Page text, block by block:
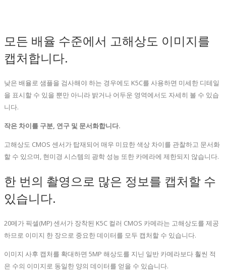
모든 배율 수준에서 고해상도 이미지를
캡처합니다.
낮은 배율로 샘플을 검사해야 하는 경우에도 K5C를 사용하면 미세한 디테일
을 표시할 수 있을 뿐만 아니라 밝거나 어두운 영역에서도 자세히 볼 수 있습
니다.
작은 차이를 구분, 연구 및 문서화합니다.
고해상도 CMOS 센서가 탑재되어 매우 미묘한 색상 차이를 관찰하고 문서화
할 수 있으며, 현미경 시스템의 광학 성능 또한 카메라에 제한되지 않습니다.
한 번의 촬영으로 많은 정보를 캡처할 수
있습니다.
20메가 픽셀(MP) 센서가 장착된 K5C 컬러 CMOS 카메라는 고해상도를 제공
하므로 이미지 한 장으로 중요한 데이터를 모두 캡처할 수 있습니다.
이미지 사후 캡처를 확대하면 5MP 해상도를 지닌 일반 카메라보다 훨씬 적
은 수의 이미지로 동일한 양의 데이터를 얻을 수 있습니다.